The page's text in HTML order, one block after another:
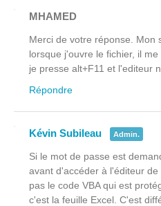
MHAMED
Merci de votre réponse. Mon
lorsque j'ouvre le fichier, il
je presse alt+F11 et l'editeur
Répondre
Kévin Subileau Admin.
Si le mot de passe est
avant d'accéder à l'éditeur
pas le code VBA qui est
c'est la feuille Excel. C'est